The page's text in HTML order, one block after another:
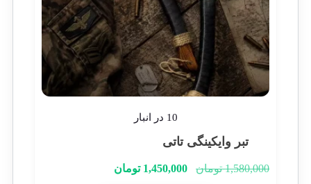
10 در انبار
تبر وایکینگی تاتی
1,580,000 تومان 1,450,000 تومان